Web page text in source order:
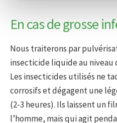
En cas de grosse
Nous traiterons par
insecticide liquide au
Les insecticides utilisés ne
corrosifs et dégagent une
(2-3 heures). Ils laissent un
l’homme, mais qui agit